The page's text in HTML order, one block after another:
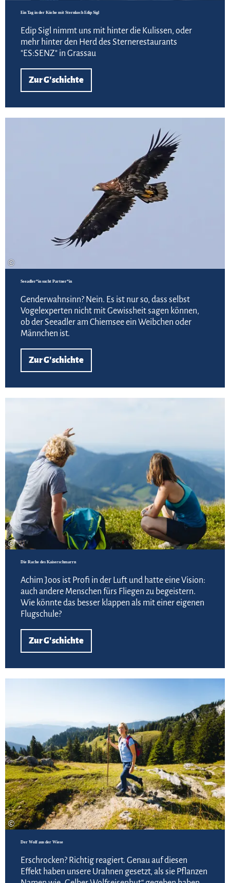
Ein Tag in der Küche mit Sternkoch Edip Sigl
Edip Sigl nimmt uns mit hinter die Kulissen, oder
mehr hinter den Herd des Sternerestaurants
"ES:SENZ" in Grassau
Zur G'schichte
©
Seeadler*in sucht Partner*in
Genderwahnsinn? Nein. Es ist nur so, dass selbst
Vogelexperten nicht mit Gewissheit sagen können,
ob der Seeadler am Chiemsee ein Weibchen oder
Männchen ist.
Zur G'schichte
©
Die Rache des Kaiserschmarrn
Achim Joos ist Profi in der Luft und hatte eine Vision:
auch andere Menschen fürs Fliegen zu begeistern.
Wie könnte das besser klappen als mit einer eigenen
Flugschule?
Zur G'schichte
©
Der Wolf aus der Wiese
Erschrocken? Richtig reagiert. Genau auf diesen
Effekt haben unsere Urahnen gesetzt, als sie Pflanzen